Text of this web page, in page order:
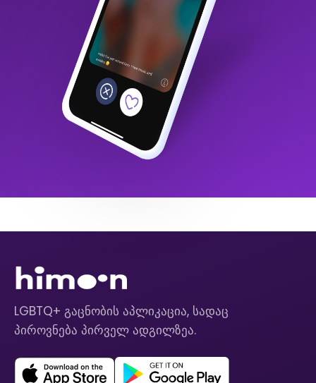
LGBTQ+ გაცნობის აპლიკაცია, სადაც
პიროვნება პირველ ადგილზეა.